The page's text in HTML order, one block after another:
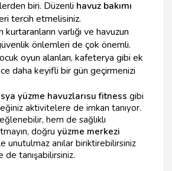
biri. Düzenli havuz bakımı
tercih etmelisiniz.
kurtaranların varlığı ve havuzun
önlemleri de çok önemli.
oyun alanları, kafeterya gibi ek
daha keyifli bir gün geçirmenizi
yüzme havuzlarısu fitness gibi
aktivitelere de imkan tanıyor.
hem de sağlıklı
doğru yüzme merkezi
unutulmaz anılar biriktirebilirsiniz
de tanışabilirsiniz.